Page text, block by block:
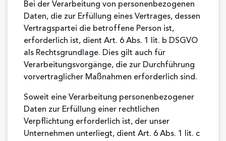
Bei der Verarbeitung von personenbezogenen
Daten, die zur Erfüllung eines Vertrages, dessen
Vertragspartei die betroffene Person ist,
erforderlich ist, dient Art. 6 Abs. 1 lit. b DSGVO
als Rechtsgrundlage. Dies gilt auch für
Verarbeitungsvorgänge, die zur Durchführung
vorvertraglicher Maßnahmen erforderlich sind.
Soweit eine Verarbeitung personenbezogener
Daten zur Erfüllung einer rechtlichen
Verpflichtung erforderlich ist, der unser
Unternehmen unterliegt, dient Art. 6 Abs. 1 lit. c